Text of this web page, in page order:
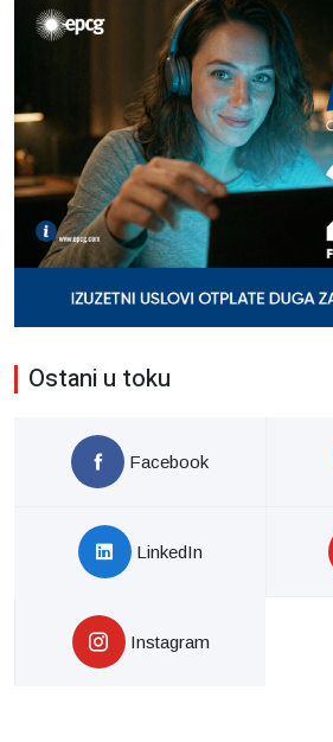
Ostani u toku
Facebook
LinkedIn
Instagram